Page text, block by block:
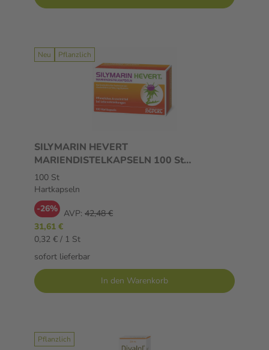
Neu Pflanzlich
SILYMARIN HEVERT
MARIENDISTELKAPSELN 100 St
Hartkapseln
100 St
Hartkapseln
-26% AVP: 42,48 €
31,61 €
0,32 € / 1 St
sofort lieferbar
In den Warenkorb
Pflanzlich